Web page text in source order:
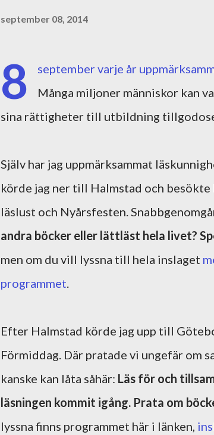
september 08, 2014
8
september varje år
Många miljoner människor kan
sina rättigheter till utbildning
Själv har jag uppmärksammat
körde jag ner till Halmstad och
läslust och Nyårsfesten.
andra böcker eller lättläst hela livet?
men om du vill lyssna till hela inslaget
programmet.
Efter Halmstad körde jag upp till
Förmiddag. Där pratade vi ungefär om
kanske kan låta såhär: Läs för och
läsningen kommit igång. Prata om
lyssna finns programmet här i länken,